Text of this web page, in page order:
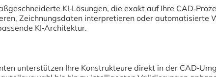
KI‑Lösungen, die exakt auf Ihre
Zeichnungsdaten interpretieren oder automatisierte
KI‑Architektur.
unterstützen Ihre Konstrukteure direkt in der